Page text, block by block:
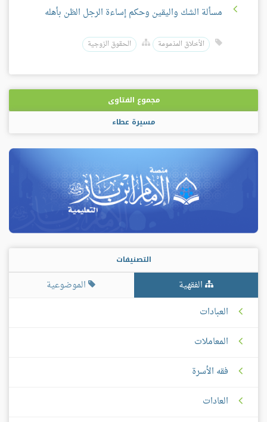
مسألة الشك واليقين وحكم إساءة الرجل الظن بأهله
الأخلاق المذمومة الحقوق الزوجية
مجموع الفتاوى
مسيرة عطاء
التصنيفات
الفقهية
الموضوعية
العبادات
المعاملات
فقه الأسرة
العادات